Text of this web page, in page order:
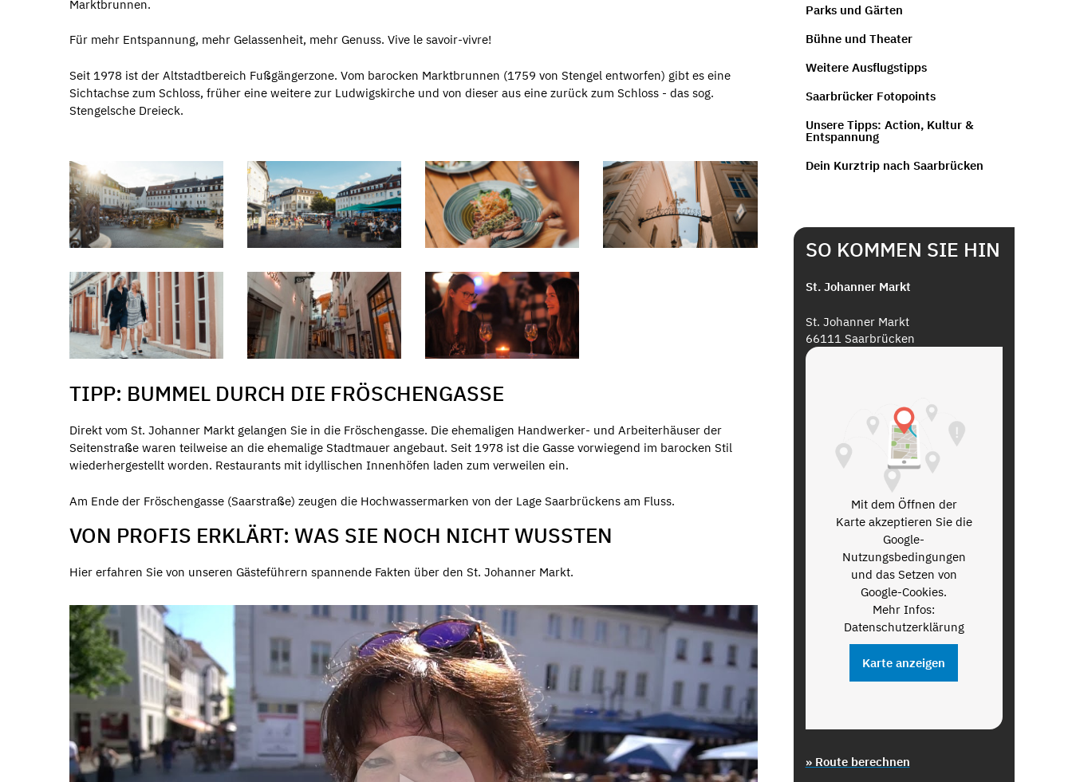
Marktbrunnen.
Für mehr Entspannung, mehr Gelassenheit, mehr Genuss. Vive le savoir-vivre!
Seit 1978 ist der Altstadtbereich Fußgängerzone. Vom barocken Marktbrunnen (1759 von Stengel entworfen) gibt es eine
Sichtachse zum Schloss, früher eine weitere zur Ludwigskirche und von dieser aus eine zurück zum Schloss - das sog.
Stengelsche Dreieck.
TIPP: BUMMEL DURCH DIE FRÖSCHENGASSE
Direkt vom St. Johanner Markt gelangen Sie in die Fröschengasse. Die ehemaligen Handwerker- und Arbeiterhäuser der
Seitenstraße waren teilweise an die ehemalige Stadtmauer angebaut. Seit 1978 ist die Gasse vorwiegend im barocken Stil
wiederhergestellt worden. Restaurants mit idyllischen Innenhöfen laden zum verweilen ein.
Am Ende der Fröschengasse (Saarstraße) zeugen die Hochwassermarken von der Lage Saarbrückens am Fluss.
VON PROFIS ERKLÄRT: WAS SIE NOCH NICHT WUSSTEN
Hier erfahren Sie von unseren Gästeführern spannende Fakten über den St. Johanner Markt.
Parks und Gärten
Bühne und Theater
Weitere Ausflugstipps
Saarbrücker Fotopoints
Unsere Tipps: Action, Kultur &
Entspannung
Dein Kurztrip nach Saarbrücken
SO KOMMEN SIE HIN
St. Johanner Markt
St. Johanner Markt
66111 Saarbrücken
Mit dem Öffnen der
Karte akzeptieren Sie die
Google-
Nutzungsbedingungen
und das Setzen von
Google-Cookies.
Mehr Infos:
Datenschutzerklärung
Karte anzeigen
» Route berechnen